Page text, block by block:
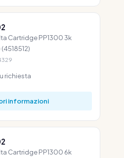
Cartridge PP1300 3k
richiesta
informazioni
Cartridge PP1300 6k